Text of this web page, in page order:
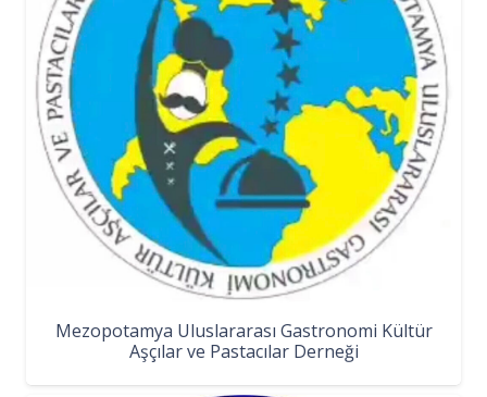
Mezopotamya Uluslararası Gastronomi Kültür
Aşçılar ve Pastacılar Derneği